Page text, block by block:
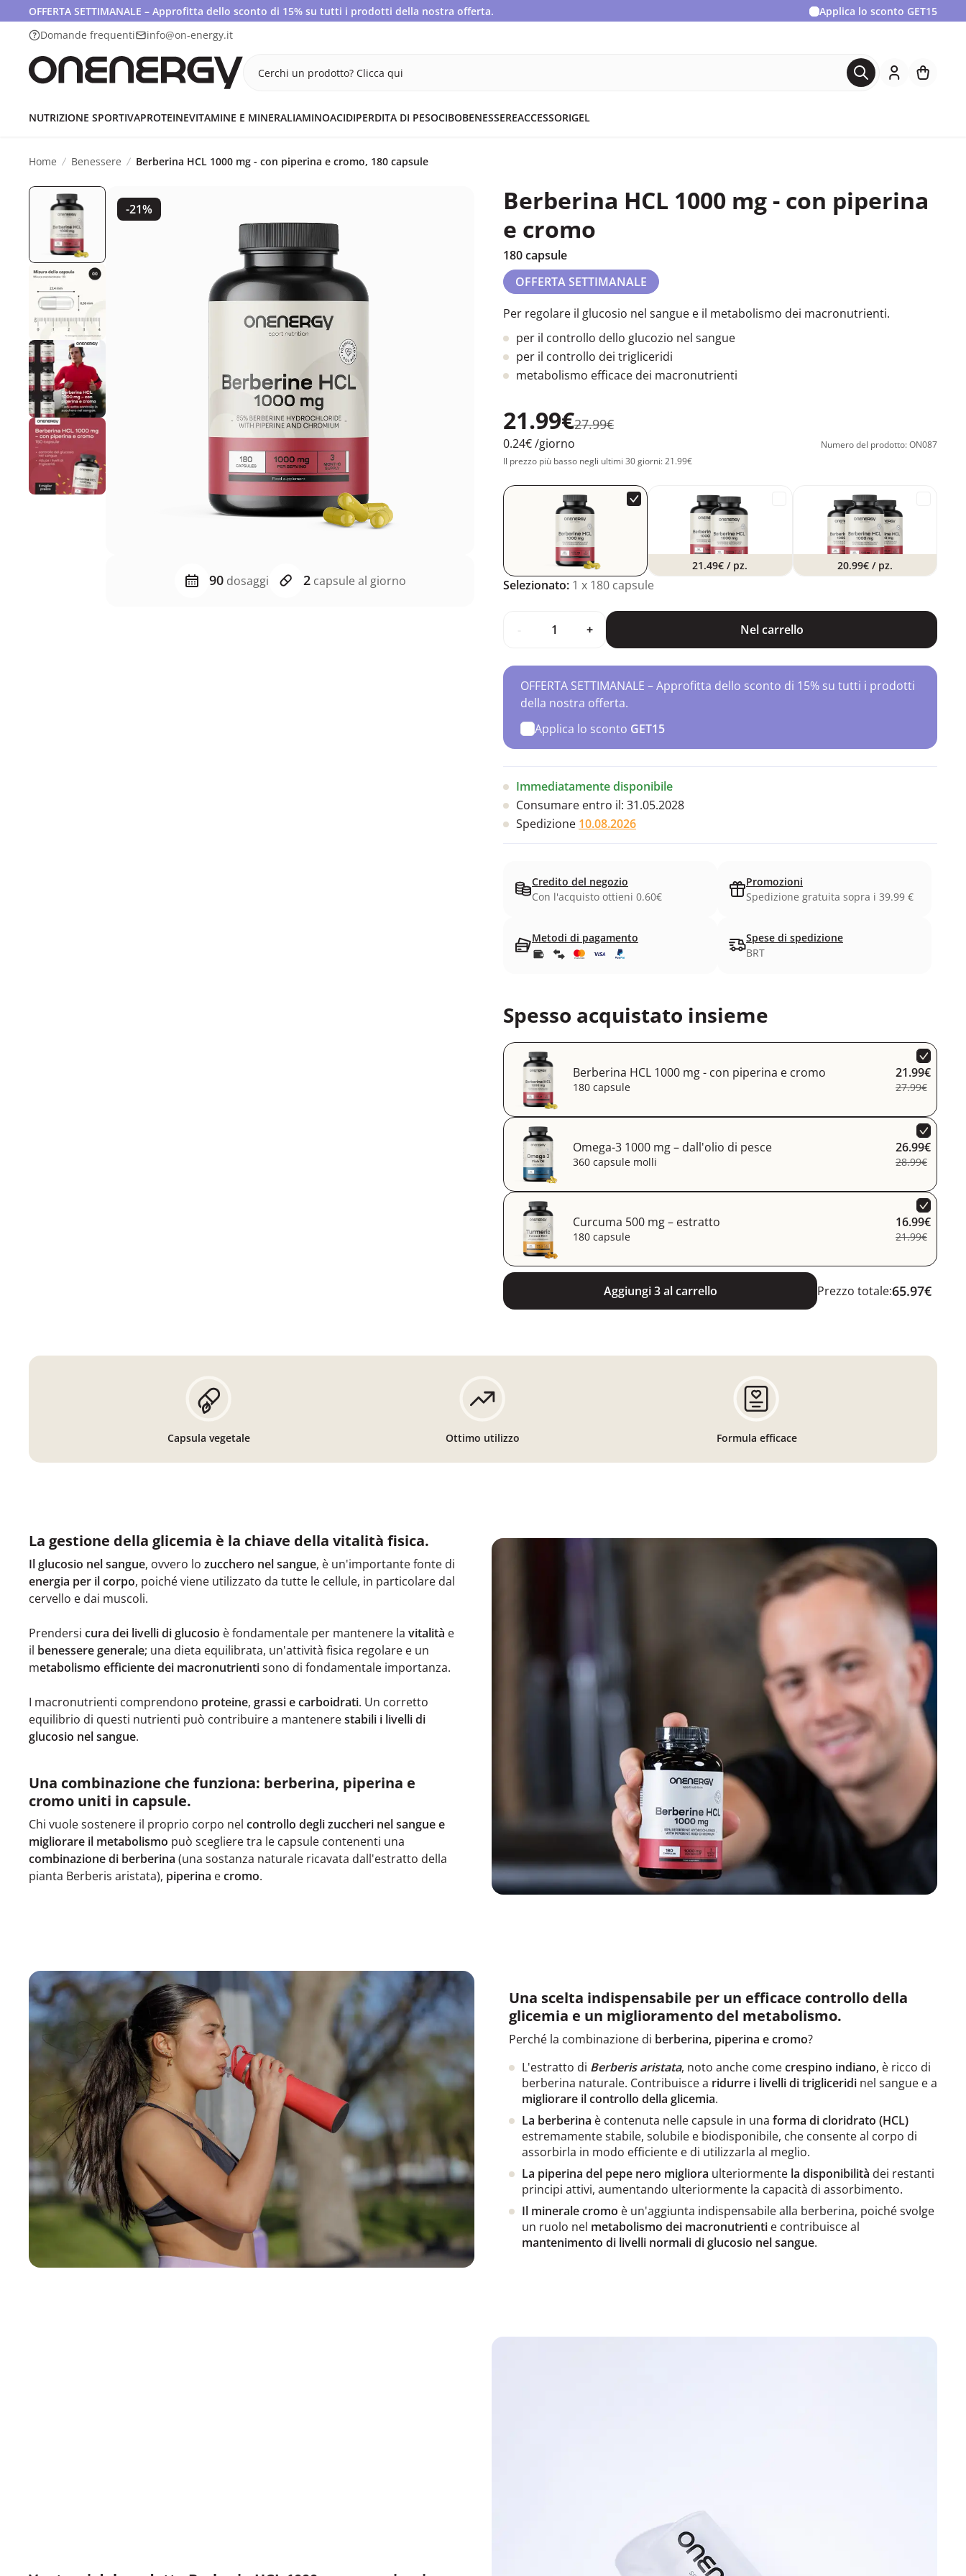
OFFERTA SETTIMANALE – Approfitta dello sconto di 15% su tutti i prodotti della nostra offerta. Applica lo sconto GET15
Domande frequenti
info@on-energy.it
Cerchi un prodotto? Clicca qui
NUTRIZIONE SPORTIVAPROTEINEVITAMINE E MINERALIAMINOACIDIPERDITA DI PESOCIBOBENESSEREACCESSORIGEL
Home Benessere Berberina HCL 1000 mg - con piperina e cromo, 180 capsule
-21%
90dosaggi 2capsule al giorno
Berberina HCL 1000 mg - con piperina
e cromo
180 capsule
OFFERTA SETTIMANALE
Per regolare il glucosio nel sangue e il metabolismo dei macronutrienti.
per il controllo dello glucozio nel sangue
per il controllo dei trigliceridi
metabolismo efficace dei macronutrienti
21.99€27.99€
0.24€/giorno
Numero del prodotto: ON087
Il prezzo più basso negli ultimi 30 giorni: 21.99€
21.49€/ pz. 20.99€ / pz.
Selezionato: 1 x 180 capsule
+ Nel carrello
OFFERTA SETTIMANALE – Approfitta dello sconto di 15% su tutti i prodotti
della nostra offerta.
Applica lo sconto GET15
Immediatamente disponibile
Consumare entro il: 31.05.2028
Spedizione 10.08.2026
Credito del negozio
Con l'acquisto ottieni 0.60€
Promozioni
Spedizione gratuita sopra i 39.99 €
Metodi di pagamento
Spese di spedizione
BRT
Spesso acquistato insieme
Berberina HCL 1000 mg - con piperina e cromo
180 capsule
21.99€
27.99€
Omega-3 1000 mg – dall'olio di pesce
360 capsule molli
26.99€
28.99€
Curcuma 500 mg – estratto
180 capsule
16.99€
21.99€
Aggiungi 3 al carrello Prezzo totale:65.97€
Capsula vegetale Ottimo utilizzo Formula efficace
La gestione della glicemia è la chiave della vitalità fisica.
Il glucosio nel sangue, ovvero lo zucchero nel sangue, è un'importante fonte di
energia per il corpo, poiché viene utilizzato da tutte le cellule, in particolare dal
cervello e dai muscoli.
Prendersi cura dei livelli di glucosio è fondamentale per mantenere la vitalità e
il benessere generale; una dieta equilibrata, un'attività fisica regolare e un
metabolismo efficiente dei macronutrientisono di fondamentale importanza.
I macronutrienti comprendono proteine, grassi e carboidrati. Un corretto
equilibrio di questi nutrienti può contribuire a mantenerestabili i livelli di
glucosio nel sangue.
Una combinazione che funziona: berberina, piperina e
cromo uniti in capsule.
Chi vuole sostenere il proprio corpo nel controllo degli zuccheri nel sangue e
migliorare il metabolismo può scegliere tra le capsule contenenti una
combinazione di berberina (una sostanza naturale ricavata dall'estratto della
pianta Berberis aristata), piperina ecromo.
Una scelta indispensabile per un efficace controllo della
glicemia e un miglioramento del metabolismo.
Perché la combinazione di berberina, piperina e cromo?
L'estratto di Berberis aristata, noto anche comecrespino indiano, è ricco di
berberina naturale. Contribuisce a ridurre i livelli di trigliceridi nel sangue e a
migliorare il controllo della glicemia.
La berberina è contenuta nelle capsule in una forma di cloridrato (HCL)
estremamente stabile, solubile e biodisponibile, che consente al corpo di
assorbirla in modo efficiente e di utilizzarla al meglio.
La piperina del pepe nero migliora ulteriormente la disponibilità dei restanti
principi attivi, aumentando ulteriormente la capacità di assorbimento.
Il minerale cromo è un'aggiunta indispensabile alla berberina, poiché svolge
un ruolo nel metabolismo dei macronutrienti e contribuisce al
mantenimento di livelli normali di glucosio nel sangue.